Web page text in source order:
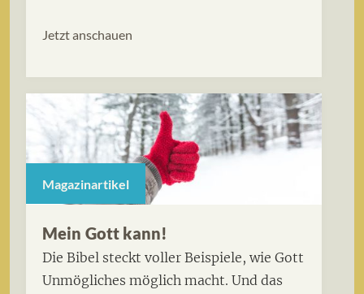
Jetzt anschauen
Magazinartikel
Mein Gott kann!
Die Bibel steckt voller Beispiele, wie Gott
Unmögliches möglich macht. Und das